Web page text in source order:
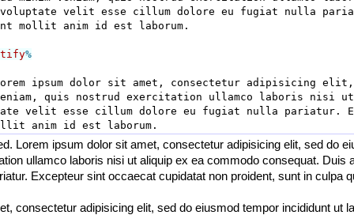
velit esse cillum dolore eu fugiat nulla
mollit anim id est laborum.
%
ipsum dolor sit amet, consectetur adipisicing
quis nostrud exercitation ullamco laboris nisi
velit esse cillum dolore eu fugiat nulla pariatur.
Lorem ipsum dolor sit amet, consectetur adipisicing elit, sed do
ullamco laboris nisi ut aliquip ex ea commodo consequat. Duis
Excepteur sint occaecat cupidatat non proident, sunt in culpa
consectetur adipisicing elit, sed do eiusmod tempor incididunt ut